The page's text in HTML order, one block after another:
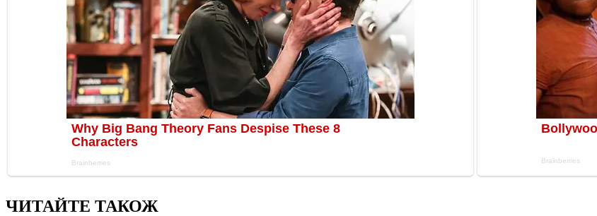
ЧИТАЙТЕ ТАКОЖ